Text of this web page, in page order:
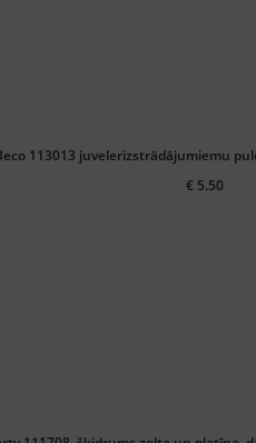
113013 juvelerizstrādājumiemu
€ 5.50